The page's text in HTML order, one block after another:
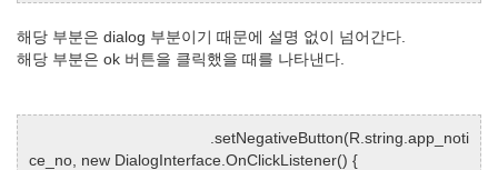
해당 부분은 dialog 부분이기 때문에 설명 없이 넘어간다.
해당 부분은 ok 버튼을 클릭했을 때를 나타낸다.
.setNegativeButton(R.string.app_noti
ce_no, new DialogInterface.OnClickListener() {